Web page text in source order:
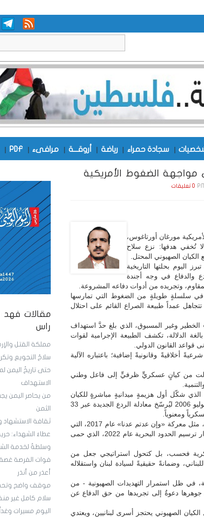
| سجادة حمراء | رياضة | أروقـــة | مرافىء |
PDF
|
مقالات فهد
راس
مملكة القتل
سلاحُ التجويع
حتى تاريخُ اليمن
الاستهداف
من يحاصر اليمن
الثمن
ثقافة الاستشهاد
عطاءُ الشهداء:
وسلطةٌ لخدمة
فوات الفرصة غصة
أعذر من أنذر
موقف واضح
سلام كامل غير
اليوم مسيرات
مواجهة الضغوط الأمريكية
0 تعليقات
مورغان أورتاغوس،
تُخفي هدفها: نزع سلاح
الكيان الصهيوني المحتل.
اليوم بحلتها التاريخية
والدفاع في وجه أجندة
وتجريده من أدوات دفاعه المشروعة.
في سلسلةٍ طويلةٍ من الضغوط التي تمارسها
تتجاهل عمداً طبيعة الصراع القائم على احتلال
الخطير وغير المسبوق، الذي بلغ حدَّ استهداف
الدلالة، تكشف الطبيعة الإجرامية لقوات
قواعد القانون الدولي.
أخلاقيةً وقانونيةً إضافية؛ باعتباره الآلية
تحولت من كيانٍ عسكريٍّ ظرفيٍّ إلى فاعل وطني
هذا المسار بتحرير الجنوب في أيار/ مايو 2000، الذي شكّل أول هزيمةٍ ميدانيةٍ مباشرةٍ للكيان
الصهيوني أمام مقاومةٍ عربية. ثم جاء انتصار تموز/ يوليو 2006 ليُرسّخ معادلة الردع الجديدة عبر 33
ومعنوياً.
وتوّجت المقاومة دورها الوطني بعملياتٍ نوعيةٍ لاحقة، مثل معركة «وإن عدتم عدنا» عام 2017، التي
طهّرت الحدود الشرقية من الوجود الإرهابي، ثم انتصار ترسيم الحدود البحرية عام 2022، الذي حمى
فحسب، بل كتحول استراتيجي جعل من
وضمانةً حقيقيةً لسيادة لبنان واستقلاله
في ظل استمرار التهديدات الصهيونية - من
جوهرها دعوةٌ إلى تجريدها من حق الدفاع عن
الصهيوني يحتجز أسرى لبنانيين، ويعتدي